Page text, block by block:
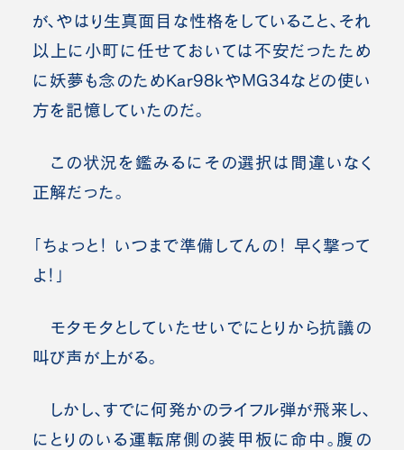
が、やはり生真面目な性格をしていること、それ
以上に小町に任せておいては不安だったため
に妖夢も念のためKar98kやMG34などの使い
方を記憶していたのだ。
この状況を鑑みるにその選択は間違いなく
正解だった。
「ちょっと！ いつまで準備してんの！ 早く撃って
よ！」
モタモタとしていたせいでにとりから抗議の
叫び声が上がる。
しかし、すでに何発かのライフル弾が飛来し、
にとりのいる運転席側の装甲板に命中。腹の